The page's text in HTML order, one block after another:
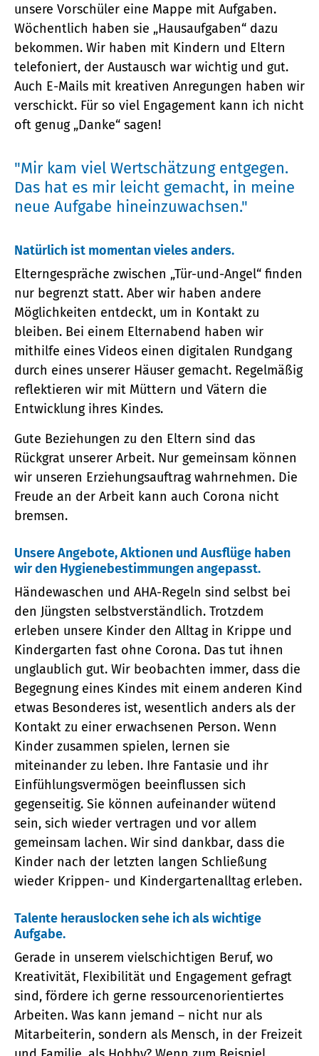
unsere Vorschüler eine Mappe mit Aufgaben.
Wöchentlich haben sie „Hausaufgaben“ dazu
bekommen. Wir haben mit Kindern und Eltern
telefoniert, der Austausch war wichtig und gut.
Auch E-Mails mit kreativen Anregungen haben wir
verschickt. Für so viel Engagement kann ich nicht
oft genug „Danke“ sagen!
"Mir kam viel Wertschätzung entgegen.
Das hat es mir leicht gemacht, in meine
neue Aufgabe hineinzuwachsen."
Natürlich ist momentan vieles anders.
Elterngespräche zwischen „Tür-und-Angel“ finden
nur begrenzt statt. Aber wir haben andere
Möglichkeiten entdeckt, um in Kontakt zu
bleiben. Bei einem Elternabend haben wir
mithilfe eines Videos einen digitalen Rundgang
durch eines unserer Häuser gemacht. Regelmäßig
reflektieren wir mit Müttern und Vätern die
Entwicklung ihres Kindes.
Gute Beziehungen zu den Eltern sind das
Rückgrat unserer Arbeit. Nur gemeinsam können
wir unseren Erziehungsauftrag wahrnehmen. Die
Freude an der Arbeit kann auch Corona nicht
bremsen.
Unsere Angebote, Aktionen und Ausflüge haben
wir den Hygienebestimmungen angepasst.
Händewaschen und AHA-Regeln sind selbst bei
den Jüngsten selbstverständlich. Trotzdem
erleben unsere Kinder den Alltag in Krippe und
Kindergarten fast ohne Corona. Das tut ihnen
unglaublich gut. Wir beobachten immer, dass die
Begegnung eines Kindes mit einem anderen Kind
etwas Besonderes ist, wesentlich anders als der
Kontakt zu einer erwachsenen Person. Wenn
Kinder zusammen spielen, lernen sie
miteinander zu leben. Ihre Fantasie und ihr
Einfühlungsvermögen beeinflussen sich
gegenseitig. Sie können aufeinander wütend
sein, sich wieder vertragen und vor allem
gemeinsam lachen. Wir sind dankbar, dass die
Kinder nach der letzten langen Schließung
wieder Krippen- und Kindergartenalltag erleben.
Talente herauslocken sehe ich als wichtige
Aufgabe.
Gerade in unserem vielschichtigen Beruf, wo
Kreativität, Flexibilität und Engagement gefragt
sind, fördere ich gerne ressourcenorientiertes
Arbeiten. Was kann jemand – nicht nur als
Mitarbeiterin, sondern als Mensch, in der Freizeit